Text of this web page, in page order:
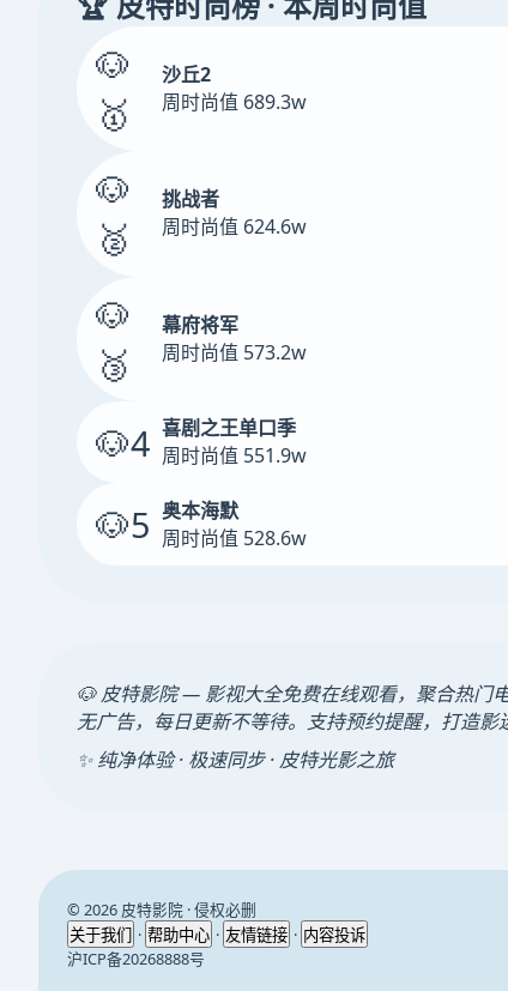
🐶
🥇
沙丘2
周时尚值 689.3w
🐶
🥈
挑战者
周时尚值 624.6w
🐶
🥉
幕府将军
周时尚值 573.2w
🐶4 喜剧之王单口季
周时尚值 551.9w
🐶5 奥本海默
周时尚值 528.6w
🐶 皮特影院 — 影视大全免费在线观看，聚合热门
无广告，每日更新不等待。支持预约提醒，打造
✨ 纯净体验 · 极速同步 · 皮特光影之旅
© 2026 皮特影院 · 侵权必删
关于我们 · 帮助中心 · 友情链接 · 内容投诉
沪ICP备20268888号